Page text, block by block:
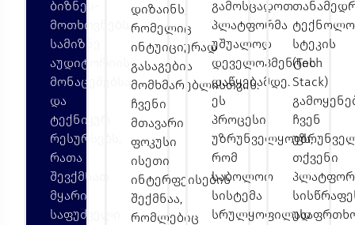
ბიზნეს-
მოთხოვნებს,
სამიზნე
აუდიტორიის
მონაცემებსა
და
ტექნიკურ
რესურსებს,
რათა
შევქმნათ
მყარი
საფუძველი
დიზაინს,
რომელიც
ინტუიციურად
გასაგებია
მომხმარებლისთვის.
ჩვენი
მთავარი
ფოკუსი
ისეთი
ინტერფეისების
შექმნაა,
რომლებიც
გამოსცადოთ
პლატფორმა
უშუალოდ
დეველოპმენტის
დაწყებამდე.
ეს
პროცესი
უზრუნველყოფს,
რომ
საბოლოო
სისტემა
სრულყოფილად
სტეკის
(Tech
Stack)
ჩვენ
თქვენი